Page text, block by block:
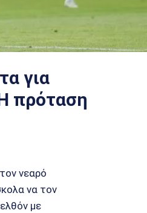
για
πρόταση
νεαρό
να τον
με